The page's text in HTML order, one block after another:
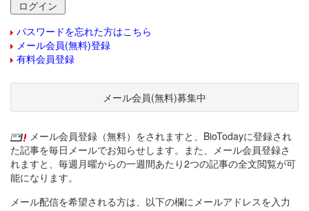
パスワードを忘れた方はこちら
メール会員(無料)登録
有料会員登録
メール会員(無料)募集中
メール会員登録（無料）をされますと、BioTodayに登録され
た記事を毎日メールでお知らせします。また、メール会員登録さ
れますと、毎週月曜からの一週間あたり2つの記事の全文閲覧が可
能になります。
メール配信を希望される方は、以下の欄にメールアドレスを入力